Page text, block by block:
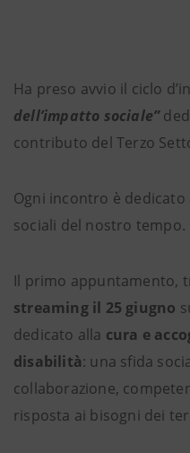
Ha preso avvio il ciclo
dell’impatto sociale”
contributo del Terzo
Ogni incontro è
sociali del nostro tempo.
Il primo appuntamento,
streaming il 25 giugno
dedicato alla cura e
disabilità: una sfida
collaborazione,
risposta ai bisogni dei